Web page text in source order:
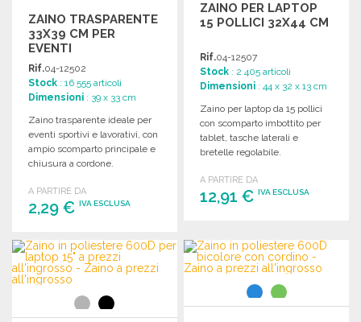
ZAINO TRASPARENTE
33X39 CM PER
EVENTI
Rif.04-12502
Stock : 16 555 articoli
Dimensioni : 39 x 33 cm
Zaino trasparente ideale per
eventi sportivi e lavorativi, con
ampio scomparto principale e
chiusura a cordone.
A PARTIRE DA
2,29 € IVA ESCLUSA
ORDINARE
Richiedi un preventivo
ZAINO PER LAPTOP
15 POLLICI 32X44 CM
Rif.04-12507
Stock : 2 405 articoli
Dimensioni : 44 x 32 x 13 cm
Zaino per laptop da 15 pollici
con scomparto imbottito per
tablet, tasche laterali e
bretelle regolabile.
A PARTIRE DA
12,91 €IVA ESCLUSA
Richiedi un preventivo